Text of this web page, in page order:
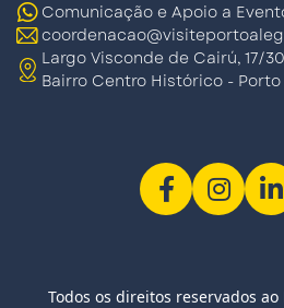
Comunicação e Apoio a
Largo Visconde de Cairú, 17/
Bairro Centro Histórico - Porto
Todos os direitos reservados